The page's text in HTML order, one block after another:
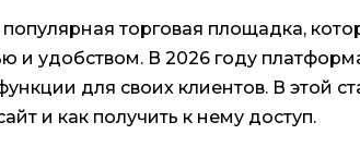
торговая площадка,
и удобством. В 2026 году
для своих клиентов. В этой
и как получить к нему доступ.